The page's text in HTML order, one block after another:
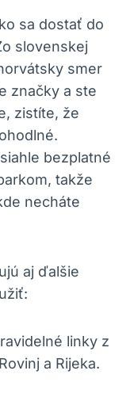
sa dostať do
slovenskej
smer
značky a ste
zistíte, že
bezplatné
takže
necháte
aj ďalšie
linky z
a Rijeka.